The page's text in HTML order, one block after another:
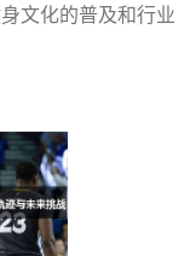
文化的普及和行业